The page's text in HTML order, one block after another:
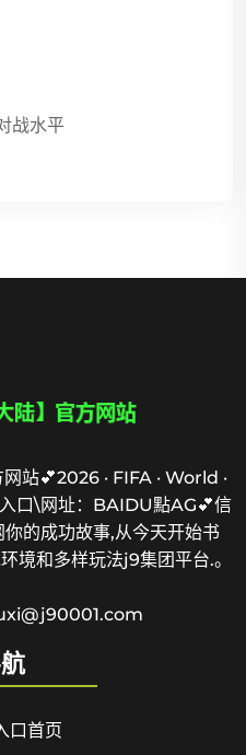
战水平
站💕2026 · FIFA · World ·
口\网址：BAIDU點AG💕信
的成功故事,从今天开始书
境和多样玩法j9集团平台.。
口首页